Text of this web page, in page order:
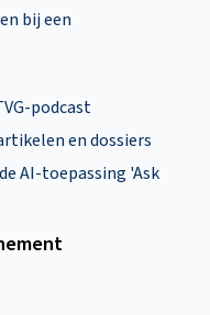
bij een
podcast
en dossiers
AI-toepassing 'Ask